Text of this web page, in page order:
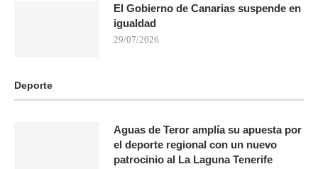
El Gobierno de Canarias suspende en
igualdad
29/07/2026
Deporte
Aguas de Teror amplía su apuesta por
el deporte regional con un nuevo
patrocinio al La Laguna Tenerife